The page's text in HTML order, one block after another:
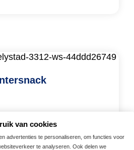
van cookies
advertenties te personaliseren, om functies voor
te analyseren. Ook delen we
doet het werk voor ons.”
Lees meer